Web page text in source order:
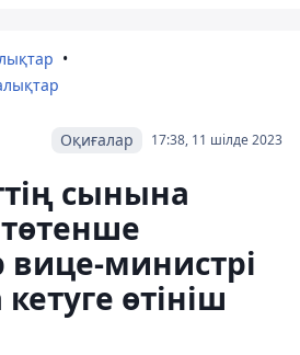
17:38, 11 шілде 2023
Оқиғалар
сынына
министрі
өтініш